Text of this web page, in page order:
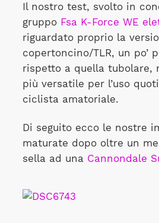
Il nostro test, svolto in
gruppo Fsa K-Force WE
riguardato proprio la
copertoncino/TLR, un po’
rispetto a quella tubolare,
più versatile per l’uso
ciclista amatoriale.
Di seguito ecco le nostre
maturate dopo oltre un
sella ad una Cannondale